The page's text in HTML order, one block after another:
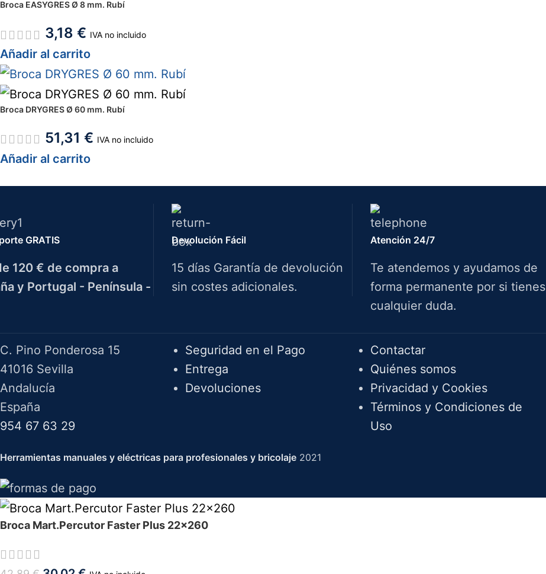
Broca EASYGRES Ø 8 mm. Rubí
3,18 € IVA no incluido
Añadir al carrito
Broca DRYGRES Ø 60 mm. Rubí
51,31 € IVA no incluido
Añadir al carrito
GRATIS
120 € de compra a
y Portugal - Península -
Devolución Fácil
15 días Garantía de devolución
sin costes adicionales.
Atención 24/7
Te atendemos y ayudamos de
forma permanente por si tienes
cualquier duda.
C. Pino Ponderosa 15
41016 Sevilla
Andalucía
España
954 67 63 29
Seguridad en el Pago
Entrega
Devoluciones
Contactar
Quiénes somos
Privacidad y Cookies
Términos y Condiciones de
Uso
Herramientas manuales y eléctricas para profesionales y bricolaje 2021
Broca Mart.Percutor Faster Plus 22x260